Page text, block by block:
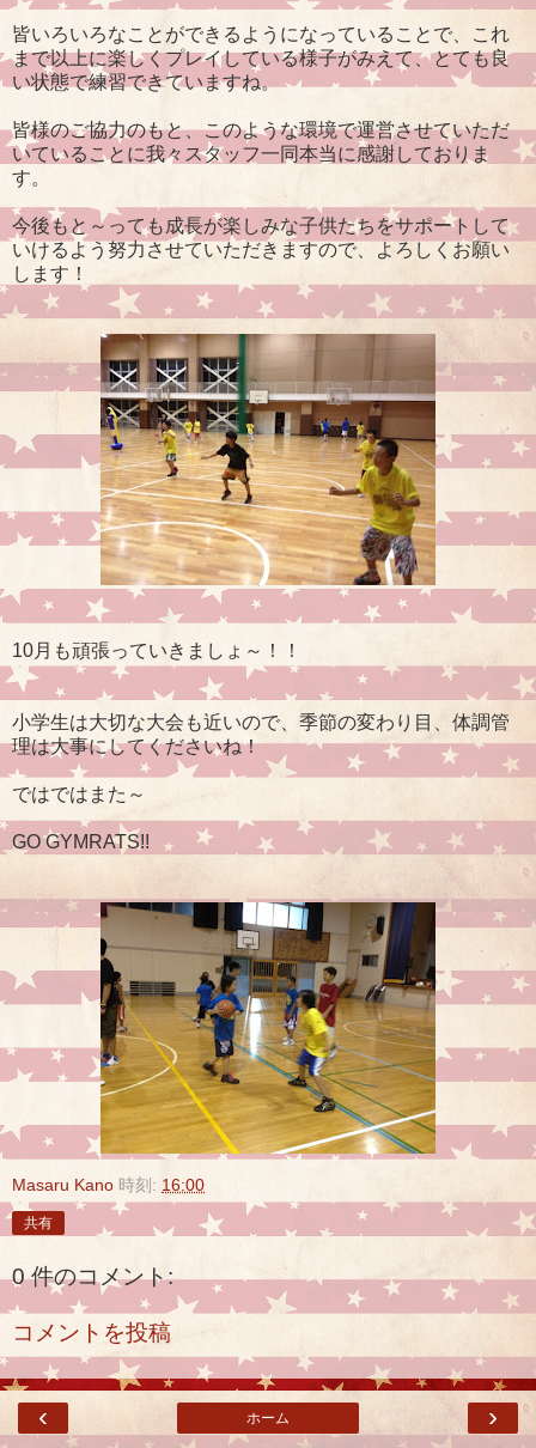
皆いろいろなことができるようになっていることで、これ
まで以上に楽しくプレイしている様子がみえて、とても良
い状態で練習できていますね。
皆様のご協力のもと、このような環境で運営させていただ
いていることに我々スタッフ一同本当に感謝しておりま
す。
今後もと～っても成長が楽しみな子供たちをサポートして
いけるよう努力させていただきますので、よろしくお願い
します！
10月も頑張っていきましょ～！！
小学生は大切な大会も近いので、季節の変わり目、体調管
理は大事にしてくださいね！
ではではまた～
GO GYMRATS!!
Masaru Kano 時刻: 16:00
共有
0 件のコメント:
コメントを投稿
‹ ›
ホーム